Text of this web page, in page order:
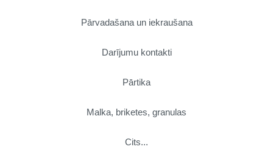
Pārvadašana un iekraušana
Darījumu kontakti
Pārtika
Malka, briketes, granulas
Cits...